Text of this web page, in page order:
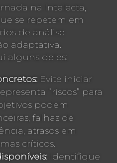
na Intelecta,
se repetem em
de análise
adaptativa.
alguns deles:
Evite iniciar
“riscos” para
podem
falhas de
atrasos em
críticos.
Identifique